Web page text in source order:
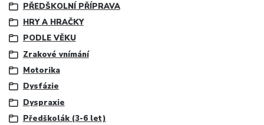
PŘEDŠKOLNÍ PŘÍPRAVA
HRY A HRAČKY
PODLE VĚKU
Zrakové vnímání
Motorika
Dysfázie
Dyspraxie
Předškolák (3-6 let)